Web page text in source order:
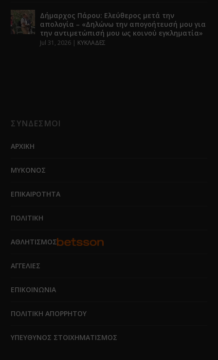
Δήμαρχος Πάρου: Ελεύθερος μετά την
απολογία – «Δηλώνω την απογοήτευσή μου για
την αντιμετώπισή μου ως κοινού εγκληματία»
Jul 31, 2026 | ΚΥΚΛΑΔΕΣ
ΣΥΝΔΕΣΜΟΙ
ΑΡΧΙΚΗ
ΜΥΚΟΝΟΣ
ΕΠΙΚΑΙΡΟΤΗΤΑ
ΠΟΛΙΤΙΚΗ
ΑΘΛΗΤΙΣΜΟΣ
ΑΓΓΕΛΙΕΣ
ΕΠΙΚΟΙΝΩΝΙΑ
ΠΟΛΙΤΙΚΗ ΑΠΟΡΡΗΤΟΥ
ΥΠΕΥΘΥΝΟΣ ΣΤΟΙΧΗΜΑΤΙΣΜΟΣ